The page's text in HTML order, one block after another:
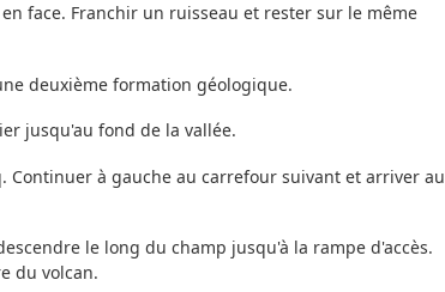
face. Franchir un ruisseau et rester sur le même
deuxième formation géologique.
jusqu'au fond de la vallée.
à gauche au carrefour suivant et arriver au
le long du champ jusqu'à la rampe d'accès.
du volcan.